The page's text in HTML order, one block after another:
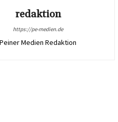
redaktion
https://pe-medien.de
Peiner Medien Redaktion